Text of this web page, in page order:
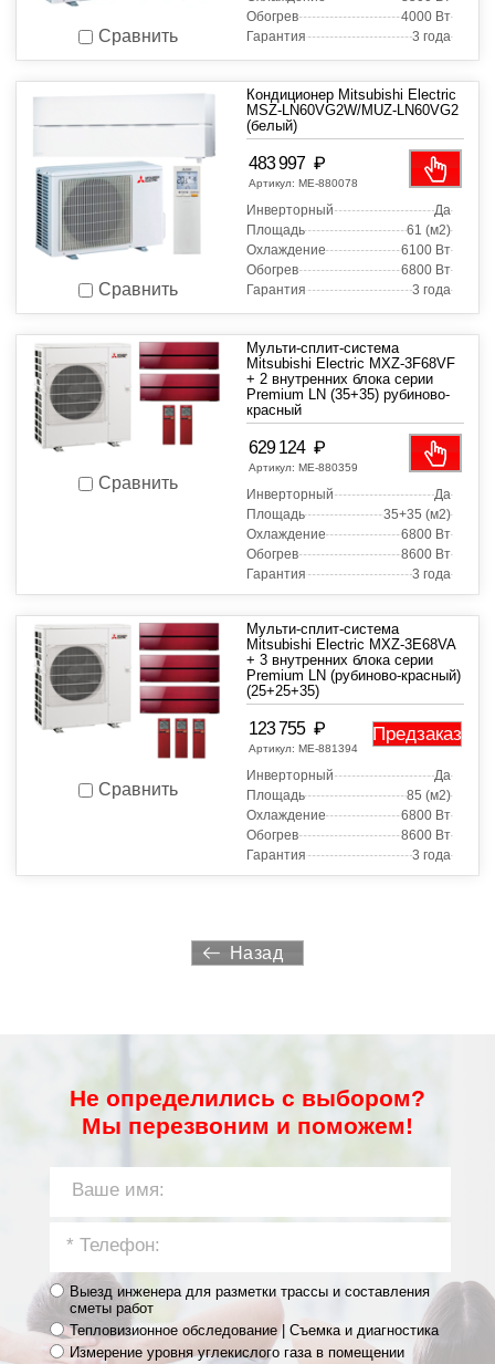
Сравнить
Обогрев
4000 Вт
Гарантия
3 года
Сравнить
Кондиционер Mitsubishi Electric
MSZ-LN60VG2W/MUZ-LN60VG2
(белый)
483 997 ₽
Артикул: МЕ-880078
Инверторный
Да
Площадь
61 (м2)
Охлаждение
6100 Вт
Обогрев
6800 Вт
Гарантия
3 года
Сравнить
Мульти-сплит-система
Mitsubishi Electric MXZ-3F68VF
+ 2 внутренних блока серии
Premium LN (35+35) рубиново-
красный
629 124 ₽
Артикул: МЕ-880359
Инверторный
Да
Площадь
35+35 (м2)
Охлаждение
6800 Вт
Обогрев
8600 Вт
Гарантия
3 года
Сравнить
Мульти-сплит-система
Mitsubishi Electric MXZ-3E68VA
+ 3 внутренних блока серии
Premium LN (рубиново-красный)
(25+25+35)
123 755 ₽
Артикул: МЕ-881394
Предзаказ
Инверторный
Да
Площадь
85 (м2)
Охлаждение
6800 Вт
Обогрев
8600 Вт
Гарантия
3 года
Назад
Не определились с выбором?
Мы перезвоним и поможем!
Выезд инженера для разметки трассы и составления
сметы работ
Тепловизионное обследование | Съемка и диагностика
Измерение уровня углекислого газа в помещении